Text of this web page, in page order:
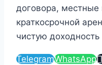
договора,
краткосрочной
чистую
TelegramWhatsApp